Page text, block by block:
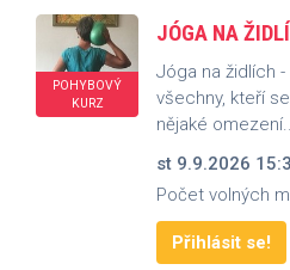
POHYBOVÝ
KURZ
JÓGA NA
Jóga na židlích
všechny, kteří
nějaké
st 9.9.2026
Počet volných
Přihlásit se!